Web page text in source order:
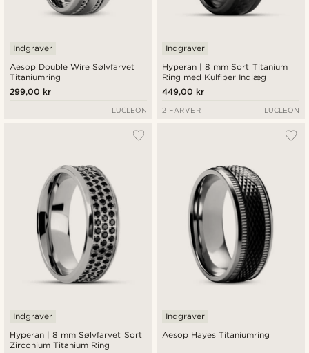
Aesop Double Wire Sølvfarvet
Titaniumring
Indgraver
299,00 kr
LUCLEON
Hyperan | 8 mm Sort Titanium
Ring med Kulfiber Indlæg
Indgraver
449,00 kr
2 FARVER LUCLEON
Hyperan | 8 mm Sølvfarvet Sort
Zirconium Titanium Ring
Indgraver
Aesop Hayes Titaniumring
Indgraver